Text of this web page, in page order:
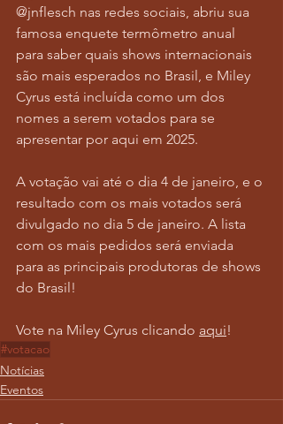
@jnflesch nas redes sociais, abriu sua
famosa enquete termômetro anual
para saber quais shows internacionais
são mais esperados no Brasil, e Miley
Cyrus está incluída como um dos
nomes a serem votados para se
apresentar por aqui em 2025.
A votação vai até o dia 4 de janeiro, e o
resultado com os mais votados será
divulgado no dia 5 de janeiro. A lista
com os mais pedidos será enviada
para as principais produtoras de shows
do Brasil!
Vote na Miley Cyrus clicando aqui!
#votacao
Notícias
Eventos